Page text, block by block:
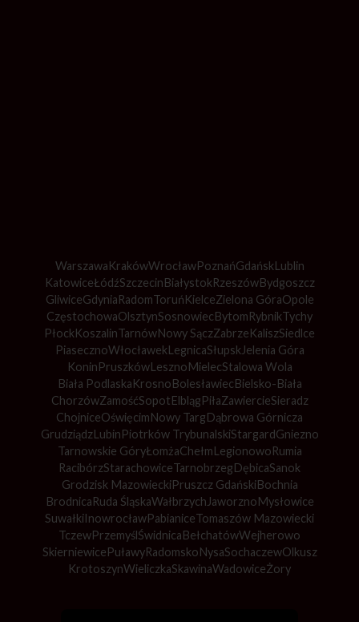
WarszawaKrakówWrocławPoznańGdańskLublin
KatowiceŁódźSzczecinBiałystokRzeszówBydgoszcz
GliwiceGdyniaRadomToruńKielceZielona GóraOpole
CzęstochowaOlsztynSosnowiecBytomRybnikTychy
PłockKoszalinTarnówNowy SączZabrzeKaliszSiedlce
PiasecznoWłocławekLegnicaSłupsk Jelenia Góra
KoninPruszkówLesznoMielecStalowa Wola
Biała PodlaskaKrosnoBolesławiecBielsko-Biała
ChorzówZamośćSopotElblągPiłaZawiercieSieradz
ChojniceOświęcimNowy TargDąbrowa Górnicza
GrudziądzLubinPiotrków TrybunalskiStargardGniezno
Tarnowskie GóryŁomżaChełmLegionowoRumia
RacibórzStarachowiceTarnobrzegDębicaSanok
Grodzisk MazowieckiPruszcz GdańskiBochnia
BrodnicaRuda ŚląskaWałbrzych JaworznoMysłowice
SuwałkiInowrocławPabianiceTomaszów Mazowiecki
TczewPrzemyślŚwidnicaBełchatówWejherowo
SkierniewicePuławyRadomskoNysaSochaczewOlkusz
KrotoszynWieliczkaSkawinaWadowiceŻory